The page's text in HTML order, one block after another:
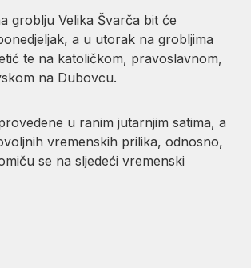
groblju Velika Švarča bit će
a u utorak na grobljima
te na katoličkom, pravoslavnom,
na Dubovcu.
u ranim jutarnjim satima, a
vremenskih prilika, odnosno,
se na sljedeći vremenski